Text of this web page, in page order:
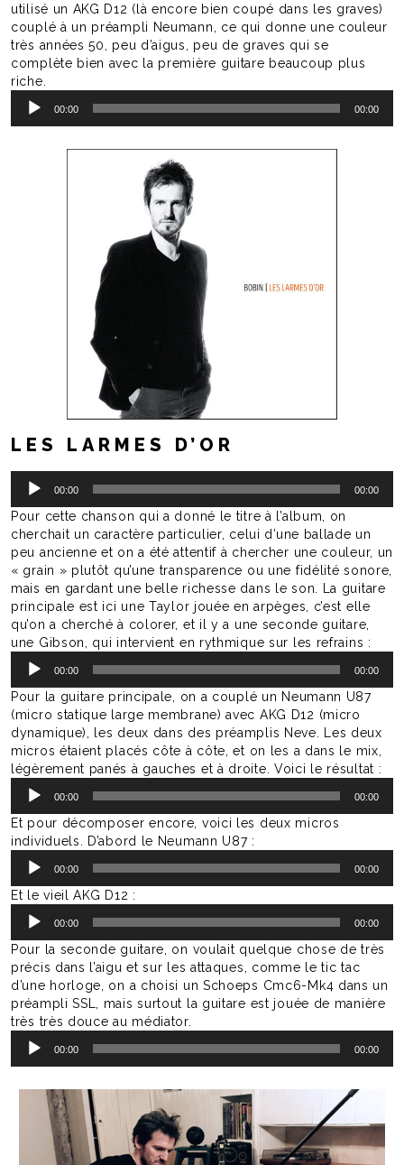
utilisé un AKG D12 (là encore bien coupé dans les graves)
couplé à un préampli Neumann, ce qui donne une couleur
très années 50, peu d’aigus, peu de graves qui se
complète bien avec la première guitare beaucoup plus
riche.
Lecteur
audio
00:00 00:00
LES LARMES D’OR
Lecteur
audio
00:00 00:00
Pour cette chanson qui a donné le titre à l’album, on
cherchait un caractère particulier, celui d’une ballade un
peu ancienne et on a été attentif à chercher une couleur, un
« grain » plutôt qu’une transparence ou une fidélité sonore,
mais en gardant une belle richesse dans le son. La guitare
principale est ici une Taylor jouée en arpèges, c’est elle
qu’on a cherché à colorer, et il y a une seconde guitare,
une Gibson, qui intervient en rythmique sur les refrains :
Lecteur
audio
00:00 00:00
Pour la guitare principale, on a couplé un Neumann U87
(micro statique large membrane) avec AKG D12 (micro
dynamique), les deux dans des préamplis Neve. Les deux
micros étaient placés côte à côte, et on les a dans le mix,
légèrement panés à gauches et à droite. Voici le résultat :
Lecteur
audio
00:00 00:00
Et pour décomposer encore, voici les deux micros
individuels. D’abord le Neumann U87 :
Lecteur
audio
00:00 00:00
Et le vieil AKG D12 :
Lecteur
audio
00:00 00:00
Pour la seconde guitare, on voulait quelque chose de très
précis dans l’aigu et sur les attaques, comme le tic tac
d’une horloge, on a choisi un Schoeps Cmc6-Mk4 dans un
préampli SSL, mais surtout la guitare est jouée de manière
très très douce au médiator.
Lecteur
audio
00:00 00:00